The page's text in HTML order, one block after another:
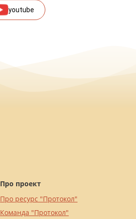
youtube
Про проект
Про ресурс "Протокол"
Команда "Протокол"